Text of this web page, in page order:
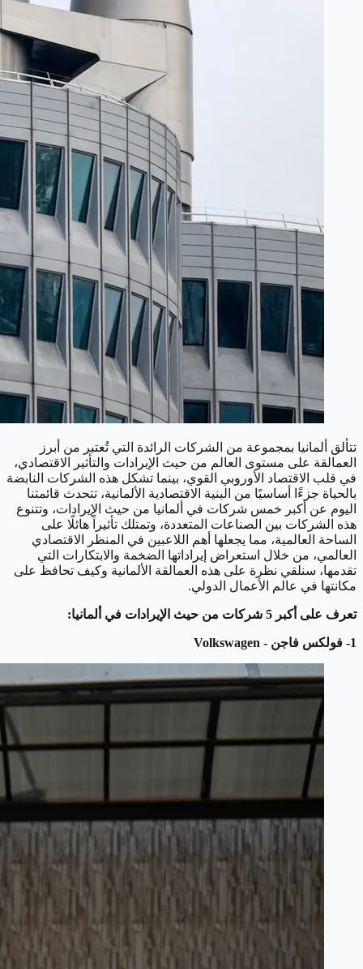
تتألق ألمانيا بمجموعة من الشركات الرائدة التي تُعتبر من أبرز
العمالقة على مستوى العالم من حيث الإيرادات والتأثير الاقتصادي،
في قلب الاقتصاد الأوروبي القوي، بينما تشكل هذه الشركات النابضة
بالحياة جزءًا أساسيًا من البنية الاقتصادية الألمانية، تتحدث قائمتنا
اليوم عن أكبر خمس شركات في ألمانيا من حيث الإيرادات، وتتنوع
هذه الشركات بين الصناعات المتعددة، وتمتلك تأثيراً هائلًا على
الساحة العالمية، مما يجعلها أهم اللاعبين في المنظر الاقتصادي
العالمي، من خلال استعراض إيراداتها الضخمة والابتكارات التي
تقدمها، سنلقي نظرة على هذه العمالقة الألمانية وكيف تحافظ على
مكانتها في عالم الأعمال الدولي.
تعرف على أكبر 5 شركات من حيث الإيرادات في ألمانيا:
1- فولكس فاجن - Volkswagen